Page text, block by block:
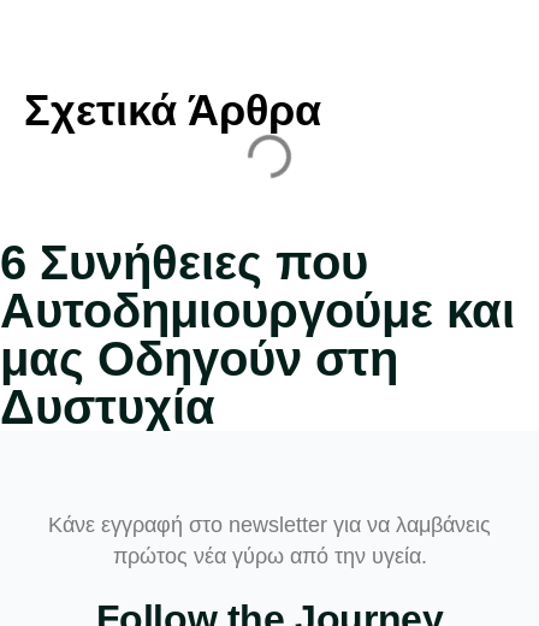
Σχετικά Άρθρα
6 Συνήθειες που
Αυτοδημιουργούμε και
μας Οδηγούν στη
Δυστυχία
Κάνε εγγραφή στο newsletter για να λαμβάνεις
πρώτος νέα γύρω από την υγεία.